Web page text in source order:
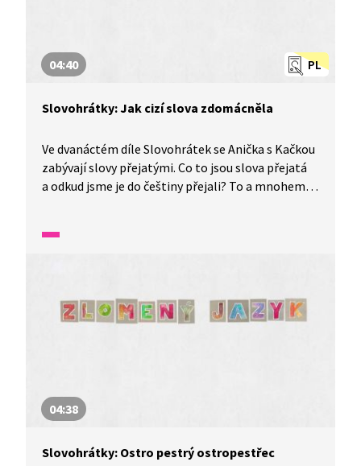
PL
04:40
Slovohrátky: Jak cizí slova zdomácněla
Ve dvanáctém díle Slovohrátek se Anička s Kačkou
zabývají slovy přejatými. Co to jsou slova přejatá
a odkud jsme je do češtiny přejali? To a mnohem
04:38
Slovohrátky: Ostro pestrý ostropestřec